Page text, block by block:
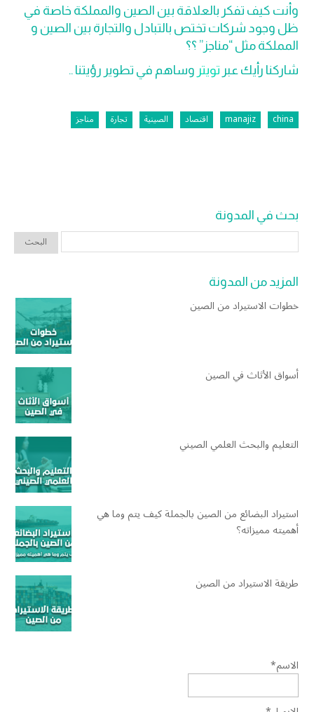
وأنت كيف تفكر بالعلاقة بين الصين والمملكة خاصة في
ظل وجود شركات تختص بالتبادل والتجارة بين الصين و
المملكة مثل “مناجز” ؟؟
شاركنا رأيك عبر تويتر وساهم في تطوير رؤيتنا ..
china
manajiz اقتصاد الصينية تجارة مناجز
بحث في المدونة
المزيد من المدونة
خطوات الاستيراد من الصين
أسواق الأثاث في الصين
التعليم والبحث العلمي الصيني
استيراد البضائع من الصين بالجملة كيف يتم وما هي
أهميته مميزاته؟
طريقة الاستيراد من الصين
الاسم*